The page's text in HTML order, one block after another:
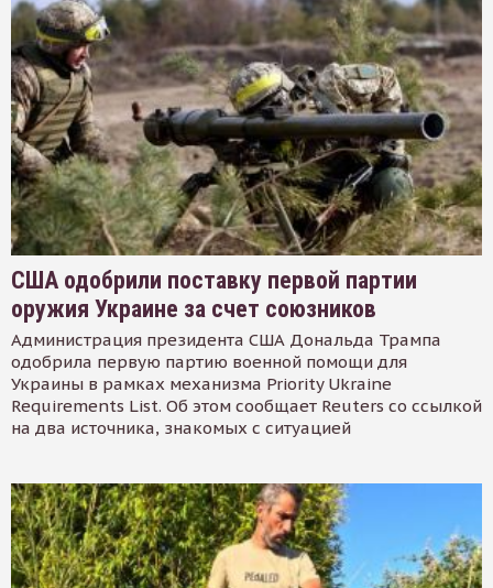
США одобрили поставку первой партии
оружия Украине за счет союзников
Администрация президента США Дональда Трампа
одобрила первую партию военной помощи для
Украины в рамках механизма Priority Ukraine
Requirements List. Об этом сообщает Reuters со ссылкой
на два источника, знакомых с ситуацией